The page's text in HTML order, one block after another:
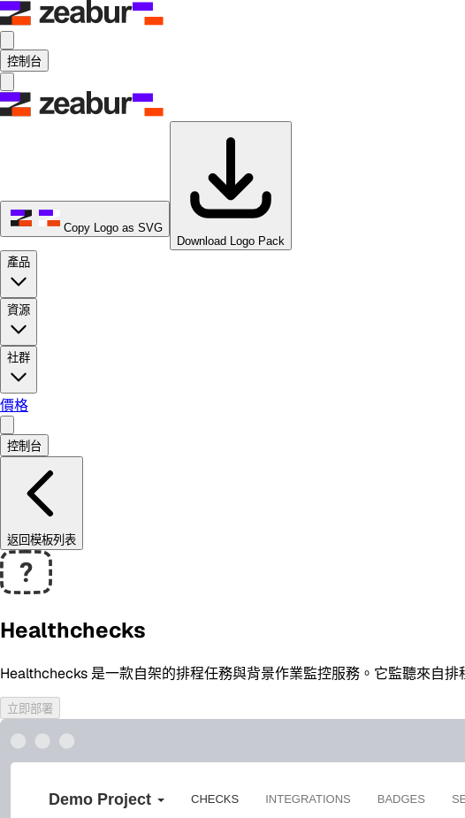
控制台
Copy Logo as SVG
Download Logo Pack
產品
資源
社群
價格
控制台
返回模板列表
Healthchecks
Healthchecks 是一款自架的排程任務與背景作業監控服務。它監聽來自
立即部署